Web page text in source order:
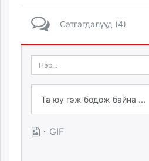
Сэтгэгдэлүүд (4)
· GIF